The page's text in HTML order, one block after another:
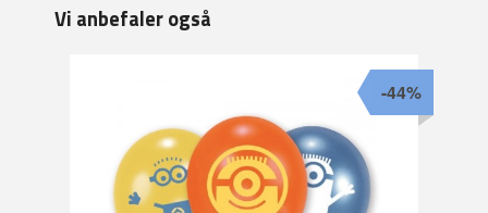
Vi anbefaler også
-44%